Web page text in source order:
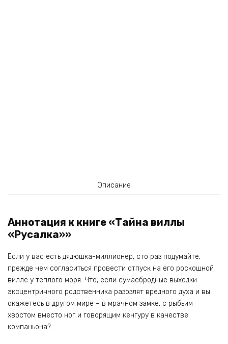
Описание
Аннотация к книге «Тайна виллы
«Русалка»»
Если у вас есть дядюшка-миллионер, сто раз подумайте,
прежде чем согласиться провести отпуск на его роскошной
вилле у теплого моря. Что, если сумасбродные выходки
эксцентричного родственника разозлят вредного духа и вы
окажетесь в другом мире – в мрачном замке, с рыбьим
хвостом вместо ног и говорящим кенгуру в качестве
компаньона?..